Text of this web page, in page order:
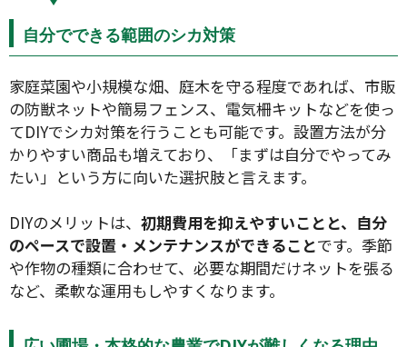
自分でできる範囲のシカ対策
家庭菜園や小規模な畑、庭木を守る程度であれば、市販
の防獣ネットや簡易フェンス、電気柵キットなどを使っ
てDIYでシカ対策を行うことも可能です。設置方法が分
かりやすい商品も増えており、「まずは自分でやってみ
たい」という方に向いた選択肢と言えます。
DIYのメリットは、 初期費用を抑えやすいことと、自分
のペースで設置・メンテナンスができることです。季節
や作物の種類に合わせて、必要な期間だけネットを張る
など、柔軟な運用もしやすくなります。